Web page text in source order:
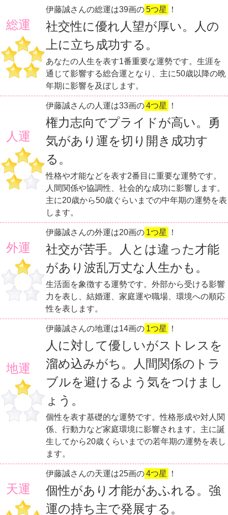
総運
伊藤誠さんの総運は39画の5つ星 ！
社交性に優れ人望が厚い。人の
上に立ち成功する。
あなたの人生を表す1番重要な運勢です。生涯を
通じて影響する総合運となり、主に50歳以降の晩
年期に影響を及ぼします。
人運
伊藤誠さんの人運は33画の4つ星 ！
権力志向でプライドが高い。勇
気があり運を切り開き成功す
る。
性格や才能などを表す2番目に重要な運勢です。
人間関係や協調性、社会的な成功に影響します。
主に20歳から50歳ぐらいまでの中年期の運勢を表
します。
外運
伊藤誠さんの外運は20画の 1つ星 ！
社交が苦手。人とは違った才能
があり波乱万丈な人生かも。
生活面を象徴する運勢です。外部から受ける影響
力を表し、結婚運、家庭運や職場、環境への順応
性を表します。
地運
伊藤誠さんの地運は14画の 1つ星 ！
人に対して優しいがストレスを
溜め込みがち。人間関係のトラ
ブルを避けるよう気をつけまし
ょう。
個性を表す基礎的な運勢です。性格形成や対人関
係、行動力など家庭環境に影響されます。主に誕
生してから20歳くらいまでの若年期の運勢を表し
ます。
天運
伊藤誠さんの天運は25画の4つ星 ！
個性があり才能があふれる。強
運の持ち主で発展する。